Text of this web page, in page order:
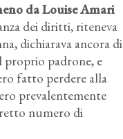
da Louise Amari
dei diritti, riteneva
dichiarava ancora di
proprio padrone, e
fatto perdere alla
prevalentemente
numero di